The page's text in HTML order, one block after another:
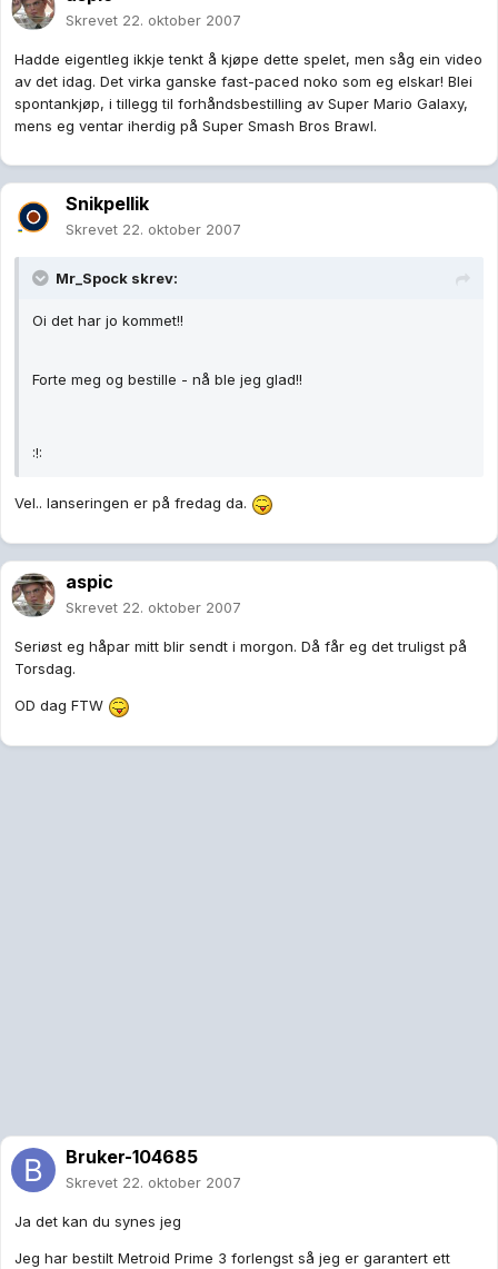
Skrevet 22. oktober 2007
Hadde eigentleg ikkje tenkt å kjøpe dette spelet, men såg ein video
av det idag. Det virka ganske fast-paced noko som eg elskar! Blei
spontankjøp, i tillegg til forhåndsbestilling av Super Mario Galaxy,
mens eg ventar iherdig på Super Smash Bros Brawl.
Snikpellik
Skrevet 22. oktober 2007
Mr_Spock skrev:
Oi det har jo kommet!!
Forte meg og bestille - nå ble jeg glad!!
:!:
Vel.. lanseringen er på fredag da.
aspic
Skrevet 22. oktober 2007
Seriøst eg håpar mitt blir sendt i morgon. Då får eg det truligst på
Torsdag.
OD dag FTW
Bruker-104685
Skrevet 22. oktober 2007
Ja det kan du synes jeg
Jeg har bestilt Metroid Prime 3 forlengst så jeg er garantert ett